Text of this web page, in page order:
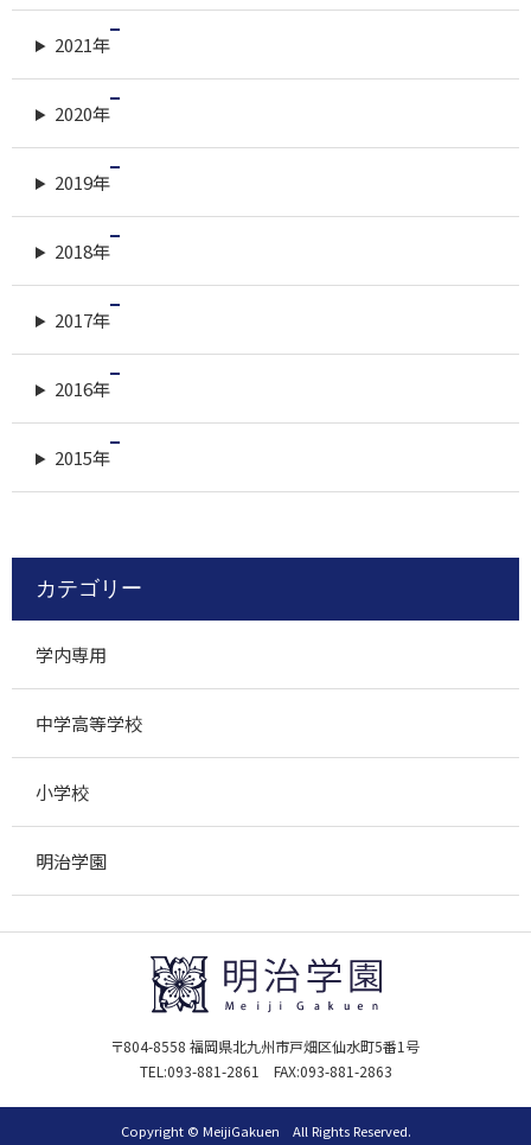
2021年
2020年
2019年
2018年
2017年
2016年
2015年
カテゴリー
学内専用
中学高等学校
小学校
明治学園
〒804-8558 福岡県北九州市戸畑区仙水町5番1号
TEL:093-881-2861 FAX:093-881-2863
Copyright © MeijiGakuen All Rights Reserved.